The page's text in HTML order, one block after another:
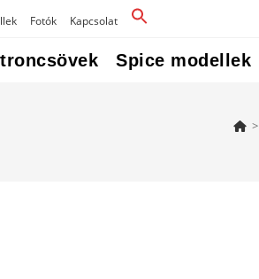
Fotók Kapcsolat
Spice modellek
>